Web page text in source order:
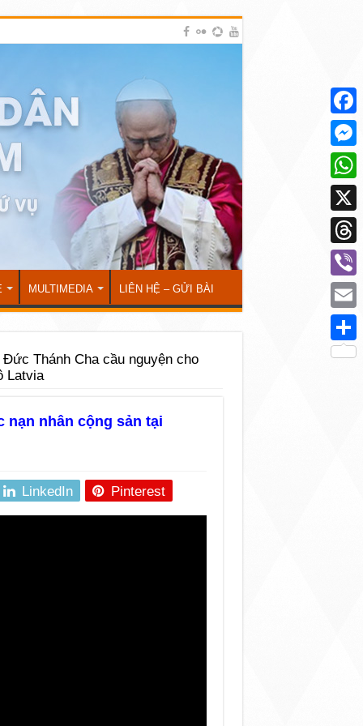
MULTIMEDIA LIÊN HỆ – GỬI BÀI
Đức Thánh Cha cầu nguyện cho
Latvia
nạn nhân cộng sản tại
LinkedIn Pinterest
X
Viber